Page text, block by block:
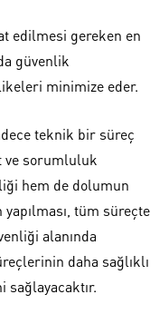
edilmesi gereken en
güvenlik
minimize eder.
teknik bir süreç
ve sorumluluk
hem de dolumun
yapılması, tüm süreçte
alanında
daha sağlıklı